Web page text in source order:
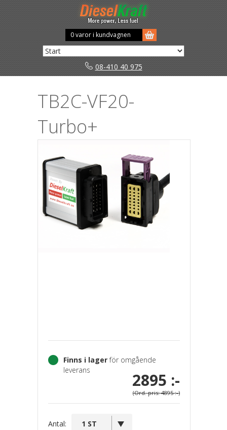
08-410 40 975
0 varor i kundvagnen
TB2C-VF20-
Turbo+
Finns i lagerför omgående
leverans
2895 :-
(Ord. pris: 4895 :-)
Antal: